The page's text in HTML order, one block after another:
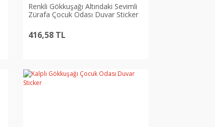
Renkli Gökkuşağı Altındaki Sevimli
Zürafa Çocuk Odası Duvar Sticker
416,58 TL